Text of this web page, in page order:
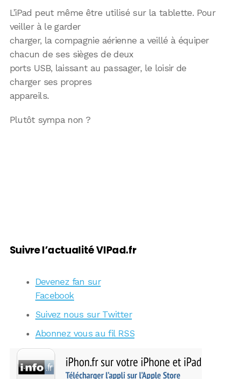
L’iPad peut même être utilisé sur la tablette. Pour
veiller à le garder
charger, la compagnie aérienne a veillé à équiper
chacun de ses sièges de deux
ports USB, laissant au passager, le loisir de
charger ses propres
appareils.
Plutôt sympa non ?
Suivre l’actualité VIPad.fr
Devenez fan sur
Facebook
Suivez nous sur Twitter
Abonnez vous au fil RSS